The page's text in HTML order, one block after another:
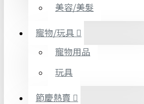
美容/美髮
寵物/玩具
寵物用品
玩具
節慶熱賣